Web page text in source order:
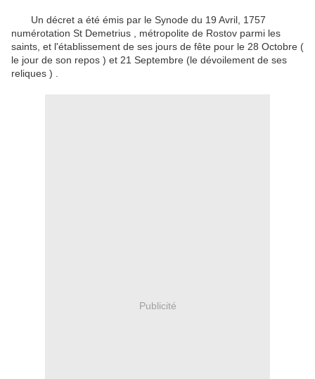
Un décret a été émis par le Synode du 19 Avril, 1757
numérotation St Demetrius , métropolite de Rostov parmi les
saints, et l'établissement de ses jours de fête pour le 28 Octobre (
le jour de son repos ) et 21 Septembre (le dévoilement de ses
reliques ) .
Publicité